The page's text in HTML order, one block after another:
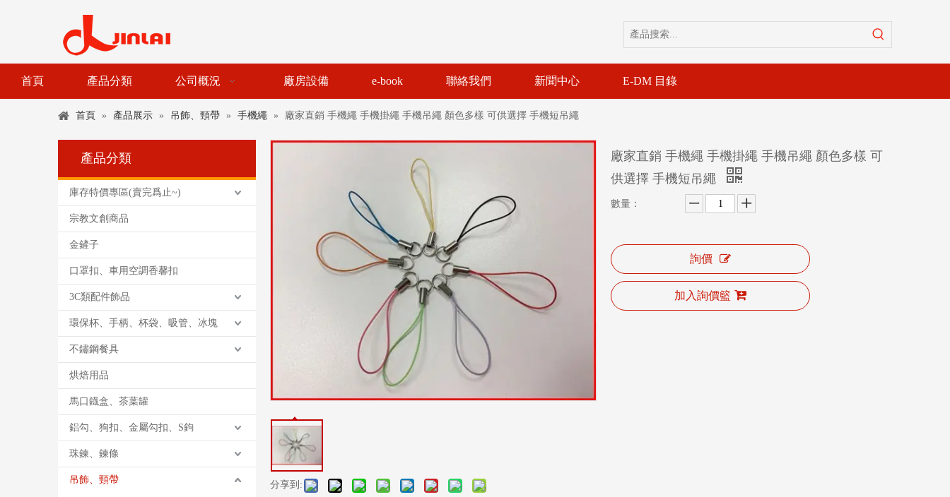
首頁 產品分類 公司概況 廠房設備 e-book 聯絡我們 新聞中心 E-DM 目錄
首頁 » 產品展示 » 吊飾、頸帶 » 手機繩 » 廠家直銷 手機繩 手機掛繩 手機吊繩 顏色多樣 可供選擇 手機短吊繩
產品分類
庫存特價專區(賣完爲止~)
宗教文創商品
金鏟子
口罩扣、車用空調香馨扣
3C類配件飾品
環保杯、手柄、杯袋、吸管、冰塊
不鏽鋼餐具
烘焙用品
馬口鐡盒、茶葉罐
鋁勾、狗扣、金屬勾扣、S鉤
珠鍊、鍊條
吊飾、頸帶 分享到:
廠家直銷 手機繩 手機掛繩 手機吊繩 顏色多樣 可
供選擇 手機短吊繩
數量：
詢價
加入詢價籃